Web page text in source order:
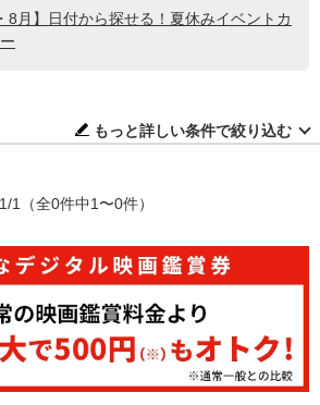
8月】日付から探せる！夏休みイベントカ
もっと詳しい条件で絞り込む
1/1 （全0件中1〜0件）